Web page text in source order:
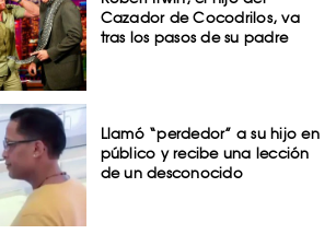
Cazador de Cocodrilos, va
tras los pasos de su padre
Llamó “perdedor” a su hijo en
público y recibe una lección
de un desconocido